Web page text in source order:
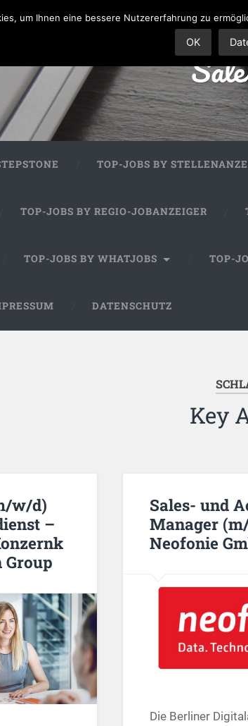
TOP-JOBS BY
TOP-JOBS BY REGIO-JOBANZEIGER
TOP-JOBS BY WHATJOBS TOP-
DATENSCHUTZ
Key
w/d)
–
Sales- und
Manager
Neofonie
Die Berliner
um Ihnen eine bessere Nutzererfahrung zu
OK